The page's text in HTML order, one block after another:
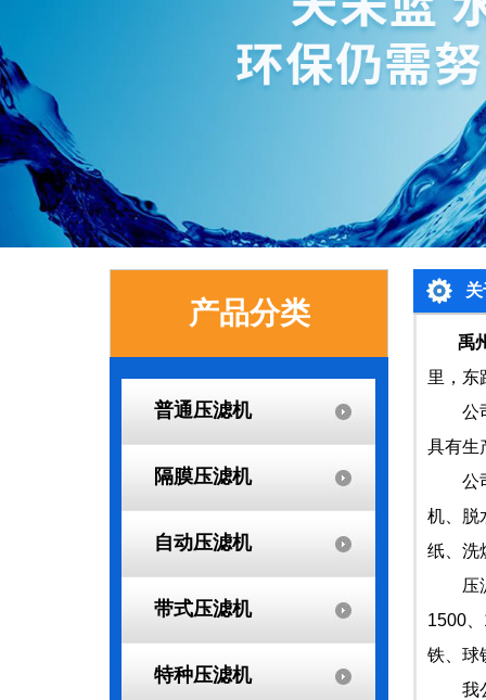
禹州
里，东
公司
具有生
公司
机、脱
纸、洗
压滤
1500
铁、球
我公
产品分类
普通压滤机
隔膜压滤机
自动压滤机
带式压滤机
特种压滤机